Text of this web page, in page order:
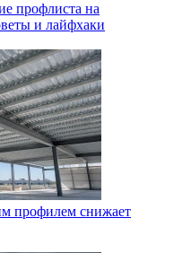
профлиста на
и лайфхаки
профилем снижает